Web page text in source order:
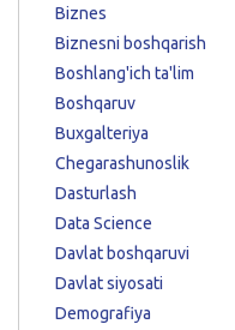
Biznes
Biznesni boshqarish
Boshlang'ich ta'lim
Boshqaruv
Buxgalteriya
Chegarashunoslik
Dasturlash
Data Science
Davlat boshqaruvi
Davlat siyosati
Demografiya